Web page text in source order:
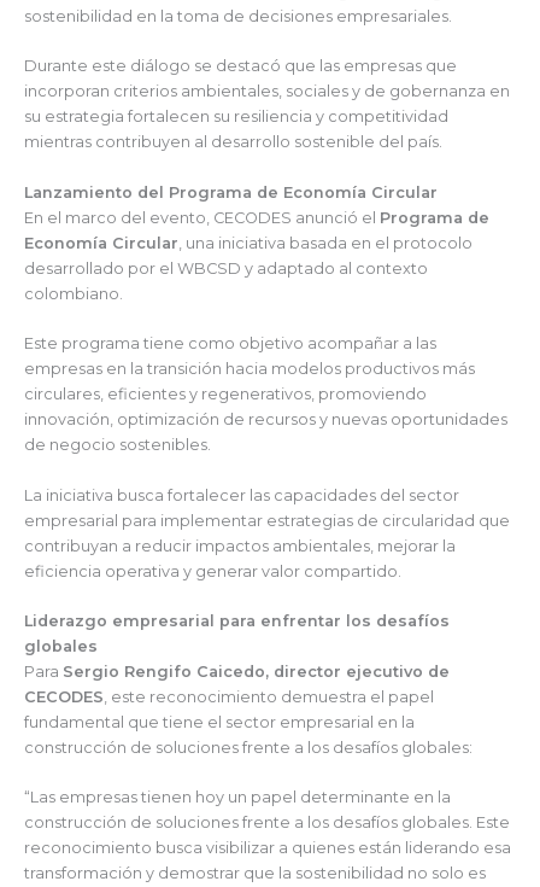
sostenibilidad en la toma de decisiones empresariales.
Durante este diálogo se destacó que las empresas que
incorporan criterios ambientales, sociales y de gobernanza en
su estrategia fortalecen su resiliencia y competitividad
mientras contribuyen al desarrollo sostenible del país.
Lanzamiento del Programa de Economía Circular
En el marco del evento, CECODES anunció el Programa de
Economía Circular , una iniciativa basada en el protocolo
desarrollado por el WBCSD y adaptado al contexto
colombiano.
Este programa tiene como objetivo acompañar a las
empresas en la transición hacia modelos productivos más
circulares, eficientes y regenerativos, promoviendo
innovación, optimización de recursos y nuevas oportunidades
de negocio sostenibles.
La iniciativa busca fortalecer las capacidades del sector
empresarial para implementar estrategias de circularidad que
contribuyan a reducir impactos ambientales, mejorar la
eficiencia operativa y generar valor compartido.
Liderazgo empresarial para enfrentar los desafíos
globales
Para Sergio Rengifo Caicedo, director ejecutivo de
CECODES , este reconocimiento demuestra el papel
fundamental que tiene el sector empresarial en la
construcción de soluciones frente a los desafíos globales:
“Las empresas tienen hoy un papel determinante en la
construcción de soluciones frente a los desafíos globales. Este
reconocimiento busca visibilizar a quienes están liderando esa
transformación y demostrar que la sostenibilidad no solo es